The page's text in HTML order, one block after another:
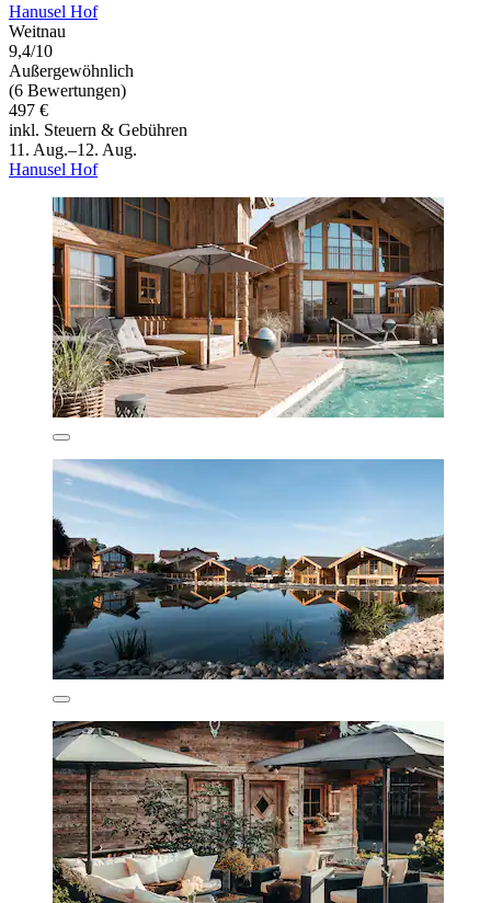
Hanusel Hof
Weitnau
9,4/10
Außergewöhnlich
(6 Bewertungen)
497 €
inkl. Steuern & Gebühren
11. Aug.–12. Aug.
Hanusel Hof